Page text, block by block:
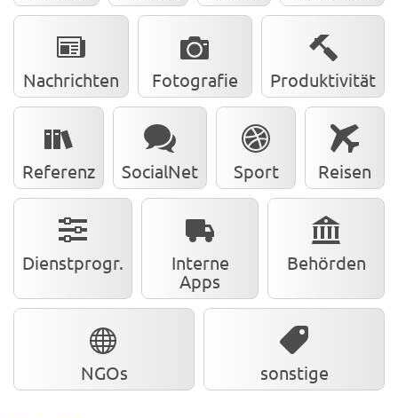
Nachrichten Fotografie Produktivität
Referenz SocialNet Sport Reisen
Dienstprogr.
Interne
Apps
Behörden
NGOs sonstige